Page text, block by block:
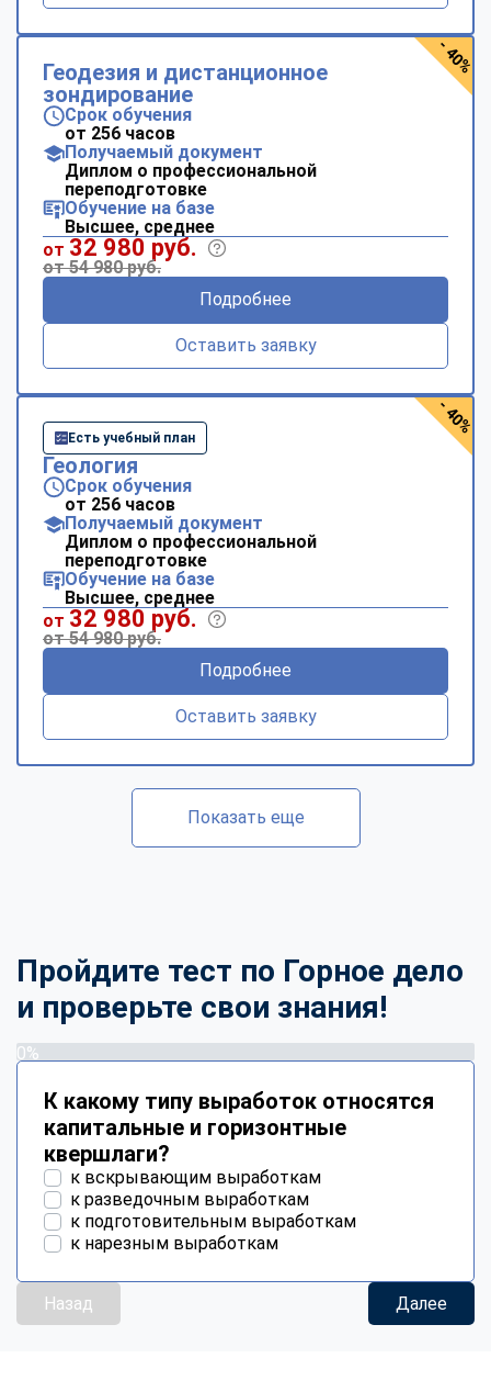
Геодезия и дистанционное
зондирование
Срок обучения
от 256 часов
Получаемый документ
Диплом о профессиональной
переподготовке
Обучение на базе
Высшее, среднее
от 32 980 руб.
от 54 980 руб.
Подробнее
Оставить заявку
- 40%
Есть учебный план
Геология
Срок обучения
от 256 часов
Получаемый документ
Диплом о профессиональной
переподготовке
Обучение на базе
Высшее, среднее
от 32 980 руб.
от 54 980 руб.
Подробнее
Оставить заявку
- 40%
Показать еще
Пройдите тест по Горное дело
и проверьте свои знания!
0%
К какому типу выработок относятся
капитальные и горизонтные
квершлаги?
к вскрывающим выработкам
к разведочным выработкам
к подготовительным выработкам
к нарезным выработкам
Назад Далее